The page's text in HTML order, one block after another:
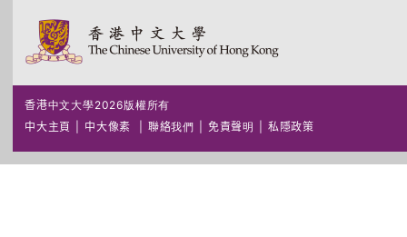
香港中文大學2026版權所有
中大主頁
中大像素 聯絡我們 免責聲明 私隱政策